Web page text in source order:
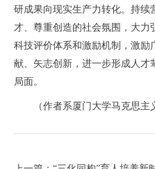
研成果向现实生产力转化。持续
才、尊重创造的社会氛围，大力
科技评价体系和激励机制，激励
献、矢志创新，进一步形成人才
局面。
（作者系厦门大学马克思主义